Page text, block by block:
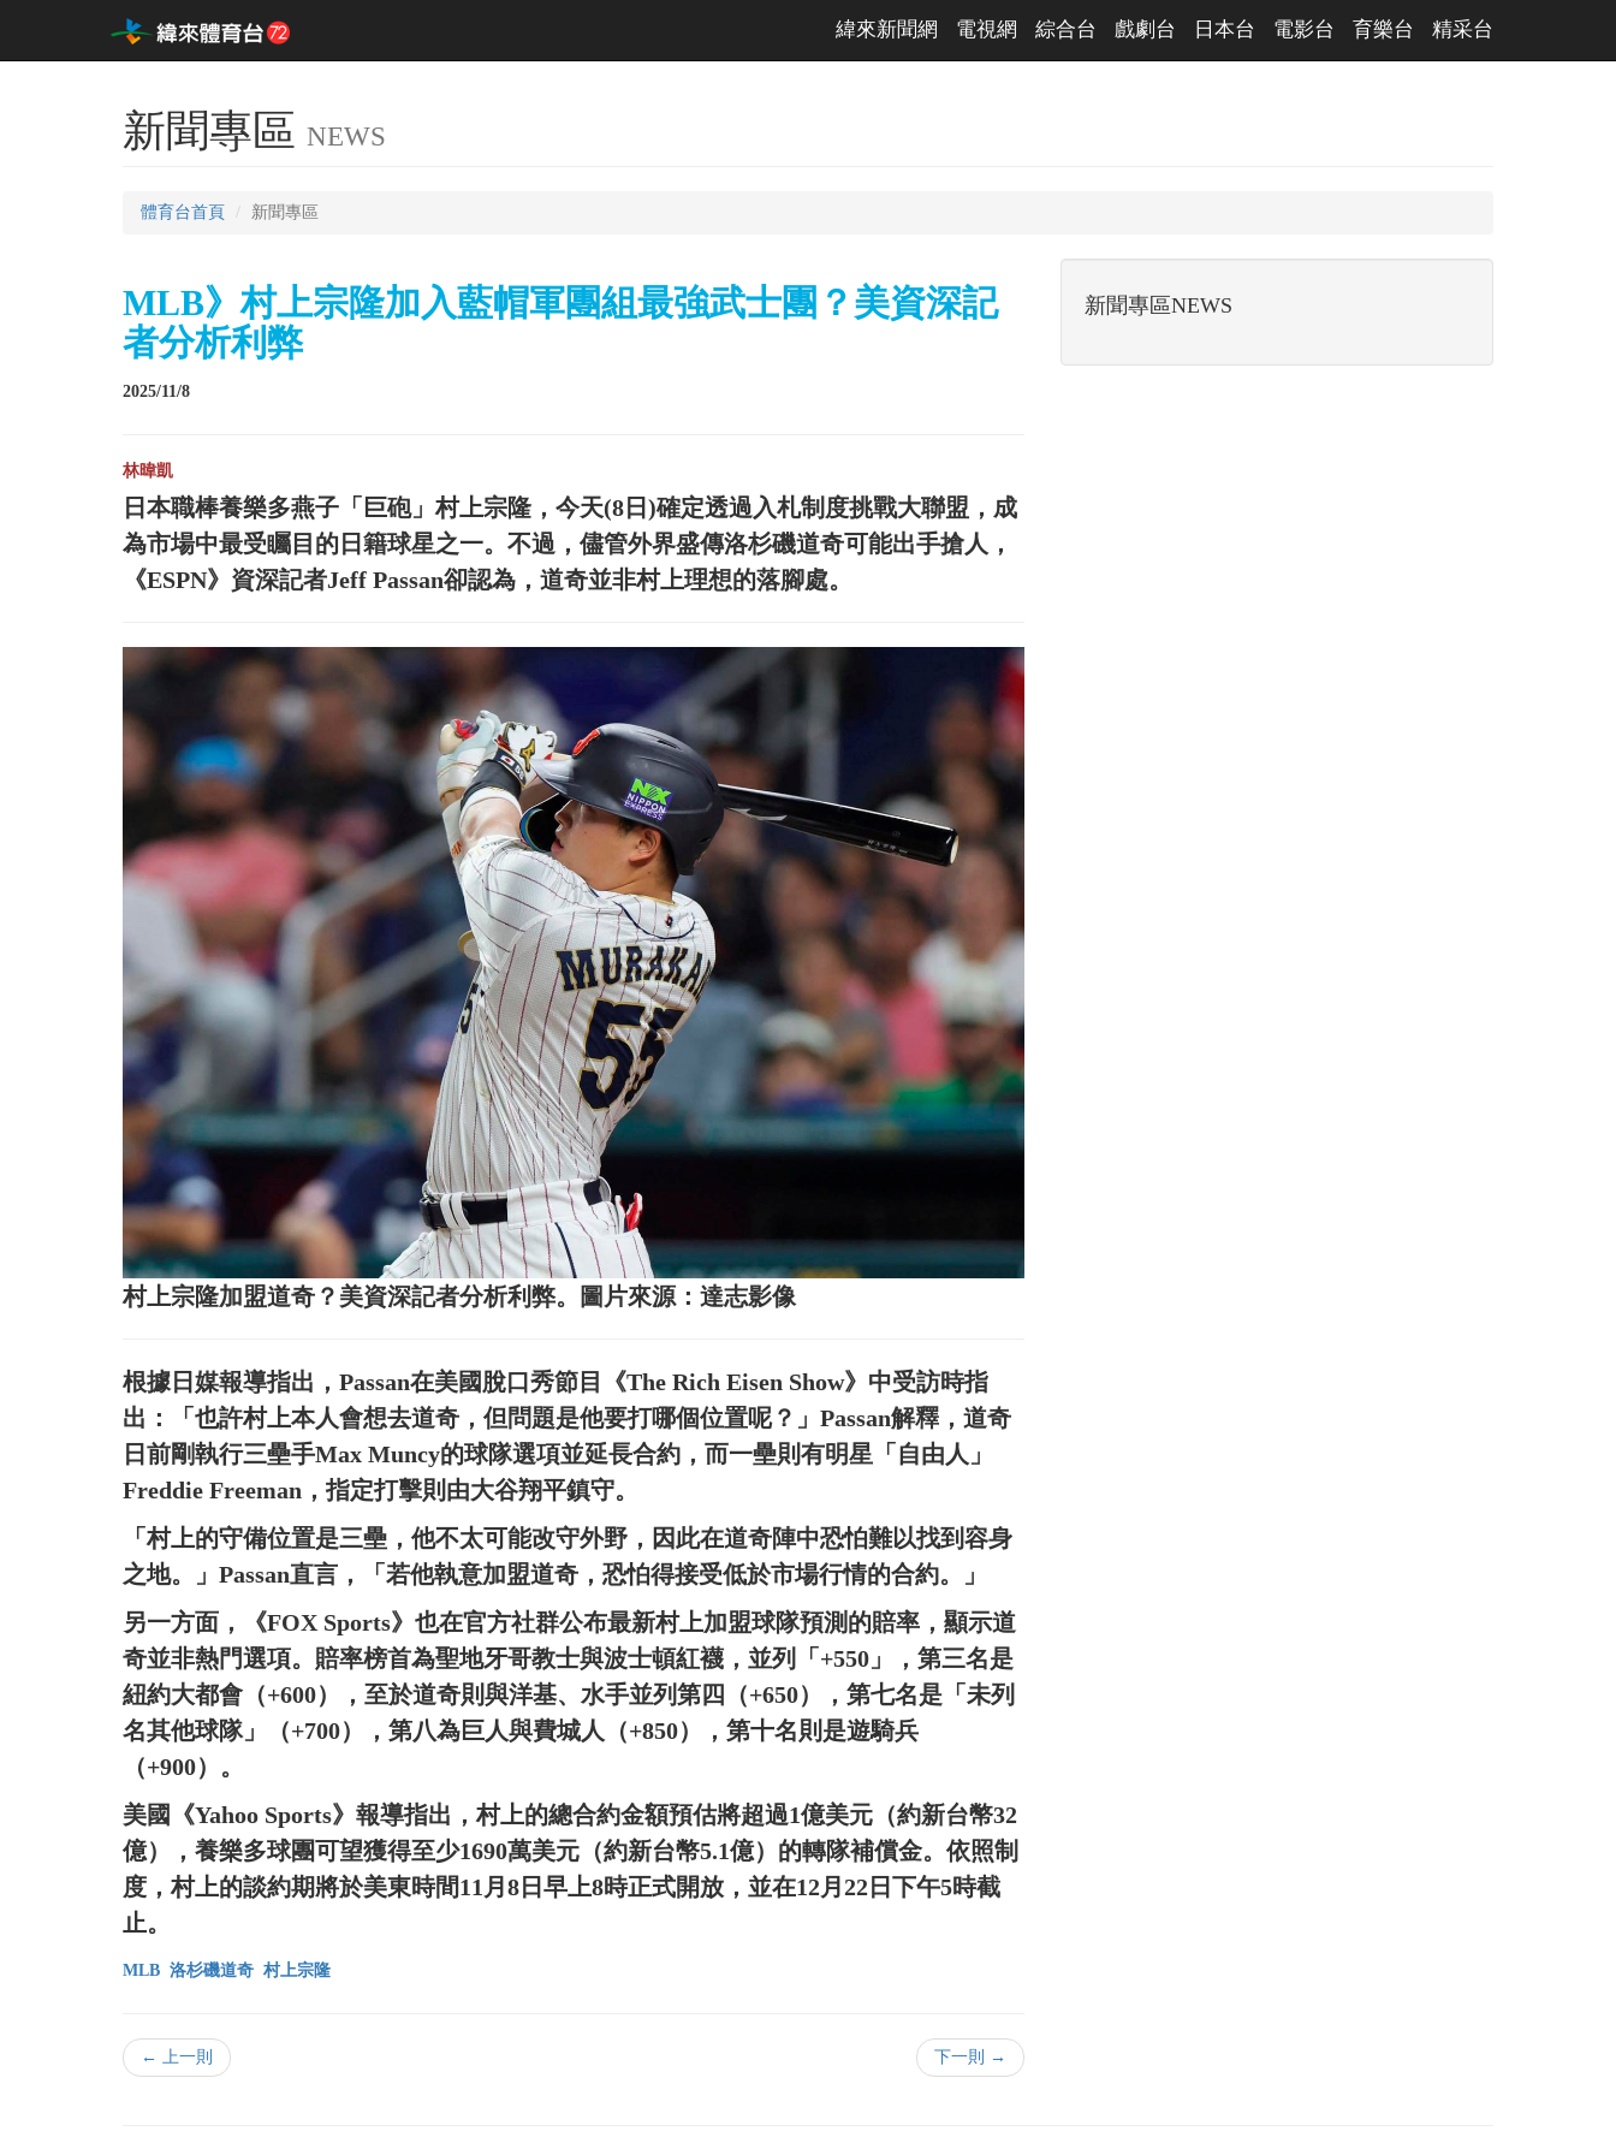
緯來新聞網 電視網 綜合台 戲劇台 日本台 電影台 育樂台 精采台
新聞專區 NEWS
體育台首頁 新聞專區
MLB》村上宗隆加入藍帽軍團組最強武士團？美資深記
者分析利弊
2025/11/8
林暐凱
日本職棒養樂多燕子「巨砲」村上宗隆，今天(8日)確定透過入札制度挑戰大聯盟，成
為市場中最受矚目的日籍球星之一。不過，儘管外界盛傳洛杉磯道奇可能出手搶人，
《ESPN》資深記者Jeff Passan卻認為，道奇並非村上理想的落腳處。
村上宗隆加盟道奇？美資深記者分析利弊。圖片來源：達志影像
根據日媒報導指出，Passan在美國脫口秀節目《The Rich Eisen Show》中受訪時指
出：「也許村上本人會想去道奇，但問題是他要打哪個位置呢？」Passan解釋，道奇
日前剛執行三壘手Max Muncy的球隊選項並延長合約，而一壘則有明星「自由人」
Freddie Freeman，指定打擊則由大谷翔平鎮守。
「村上的守備位置是三壘，他不太可能改守外野，因此在道奇陣中恐怕難以找到容身
之地。」Passan直言，「若他執意加盟道奇，恐怕得接受低於市場行情的合約。」
另一方面，《FOX Sports》也在官方社群公布最新村上加盟球隊預測的賠率，顯示道
奇並非熱門選項。賠率榜首為聖地牙哥教士與波士頓紅襪，並列「+550」，第三名是
紐約大都會（+600），至於道奇則與洋基、水手並列第四（+650），第七名是「未列
名其他球隊」（+700），第八為巨人與費城人（+850），第十名則是遊騎兵
（+900）。
美國《Yahoo Sports》報導指出，村上的總合約金額預估將超過1億美元（約新台幣32
億），養樂多球團可望獲得至少1690萬美元（約新台幣5.1億）的轉隊補償金。依照制
度，村上的談約期將於美東時間11月8日早上8時正式開放，並在12月22日下午5時截
止。
MLB 洛杉磯道奇 村上宗隆
← 上一則 下一則 →
新聞專區NEWS